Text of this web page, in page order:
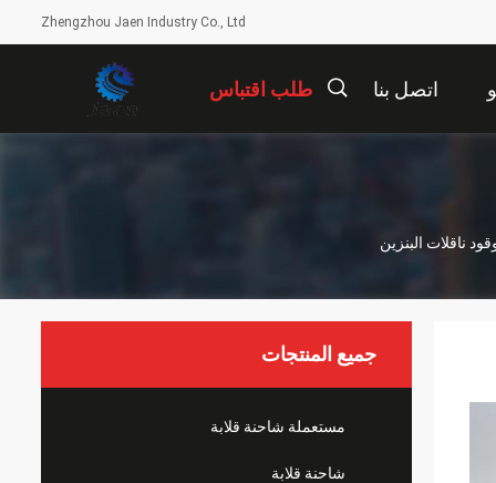
Zhengzhou Jaen Industry Co., Ltd
اتصل بنا طلب اقتباس
جميع المنتجات
مستعملة شاحنة قلابة
شاحنة قلابة